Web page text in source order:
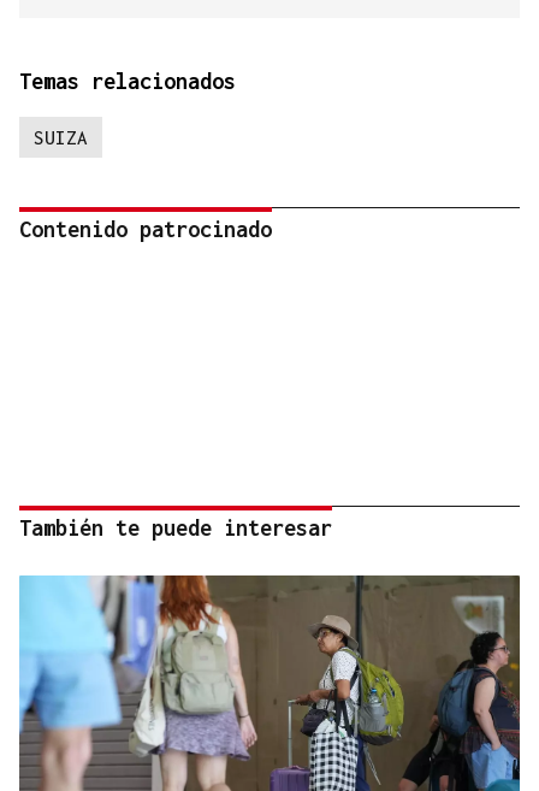
Temas relacionados
SUIZA
Contenido patrocinado
También te puede interesar